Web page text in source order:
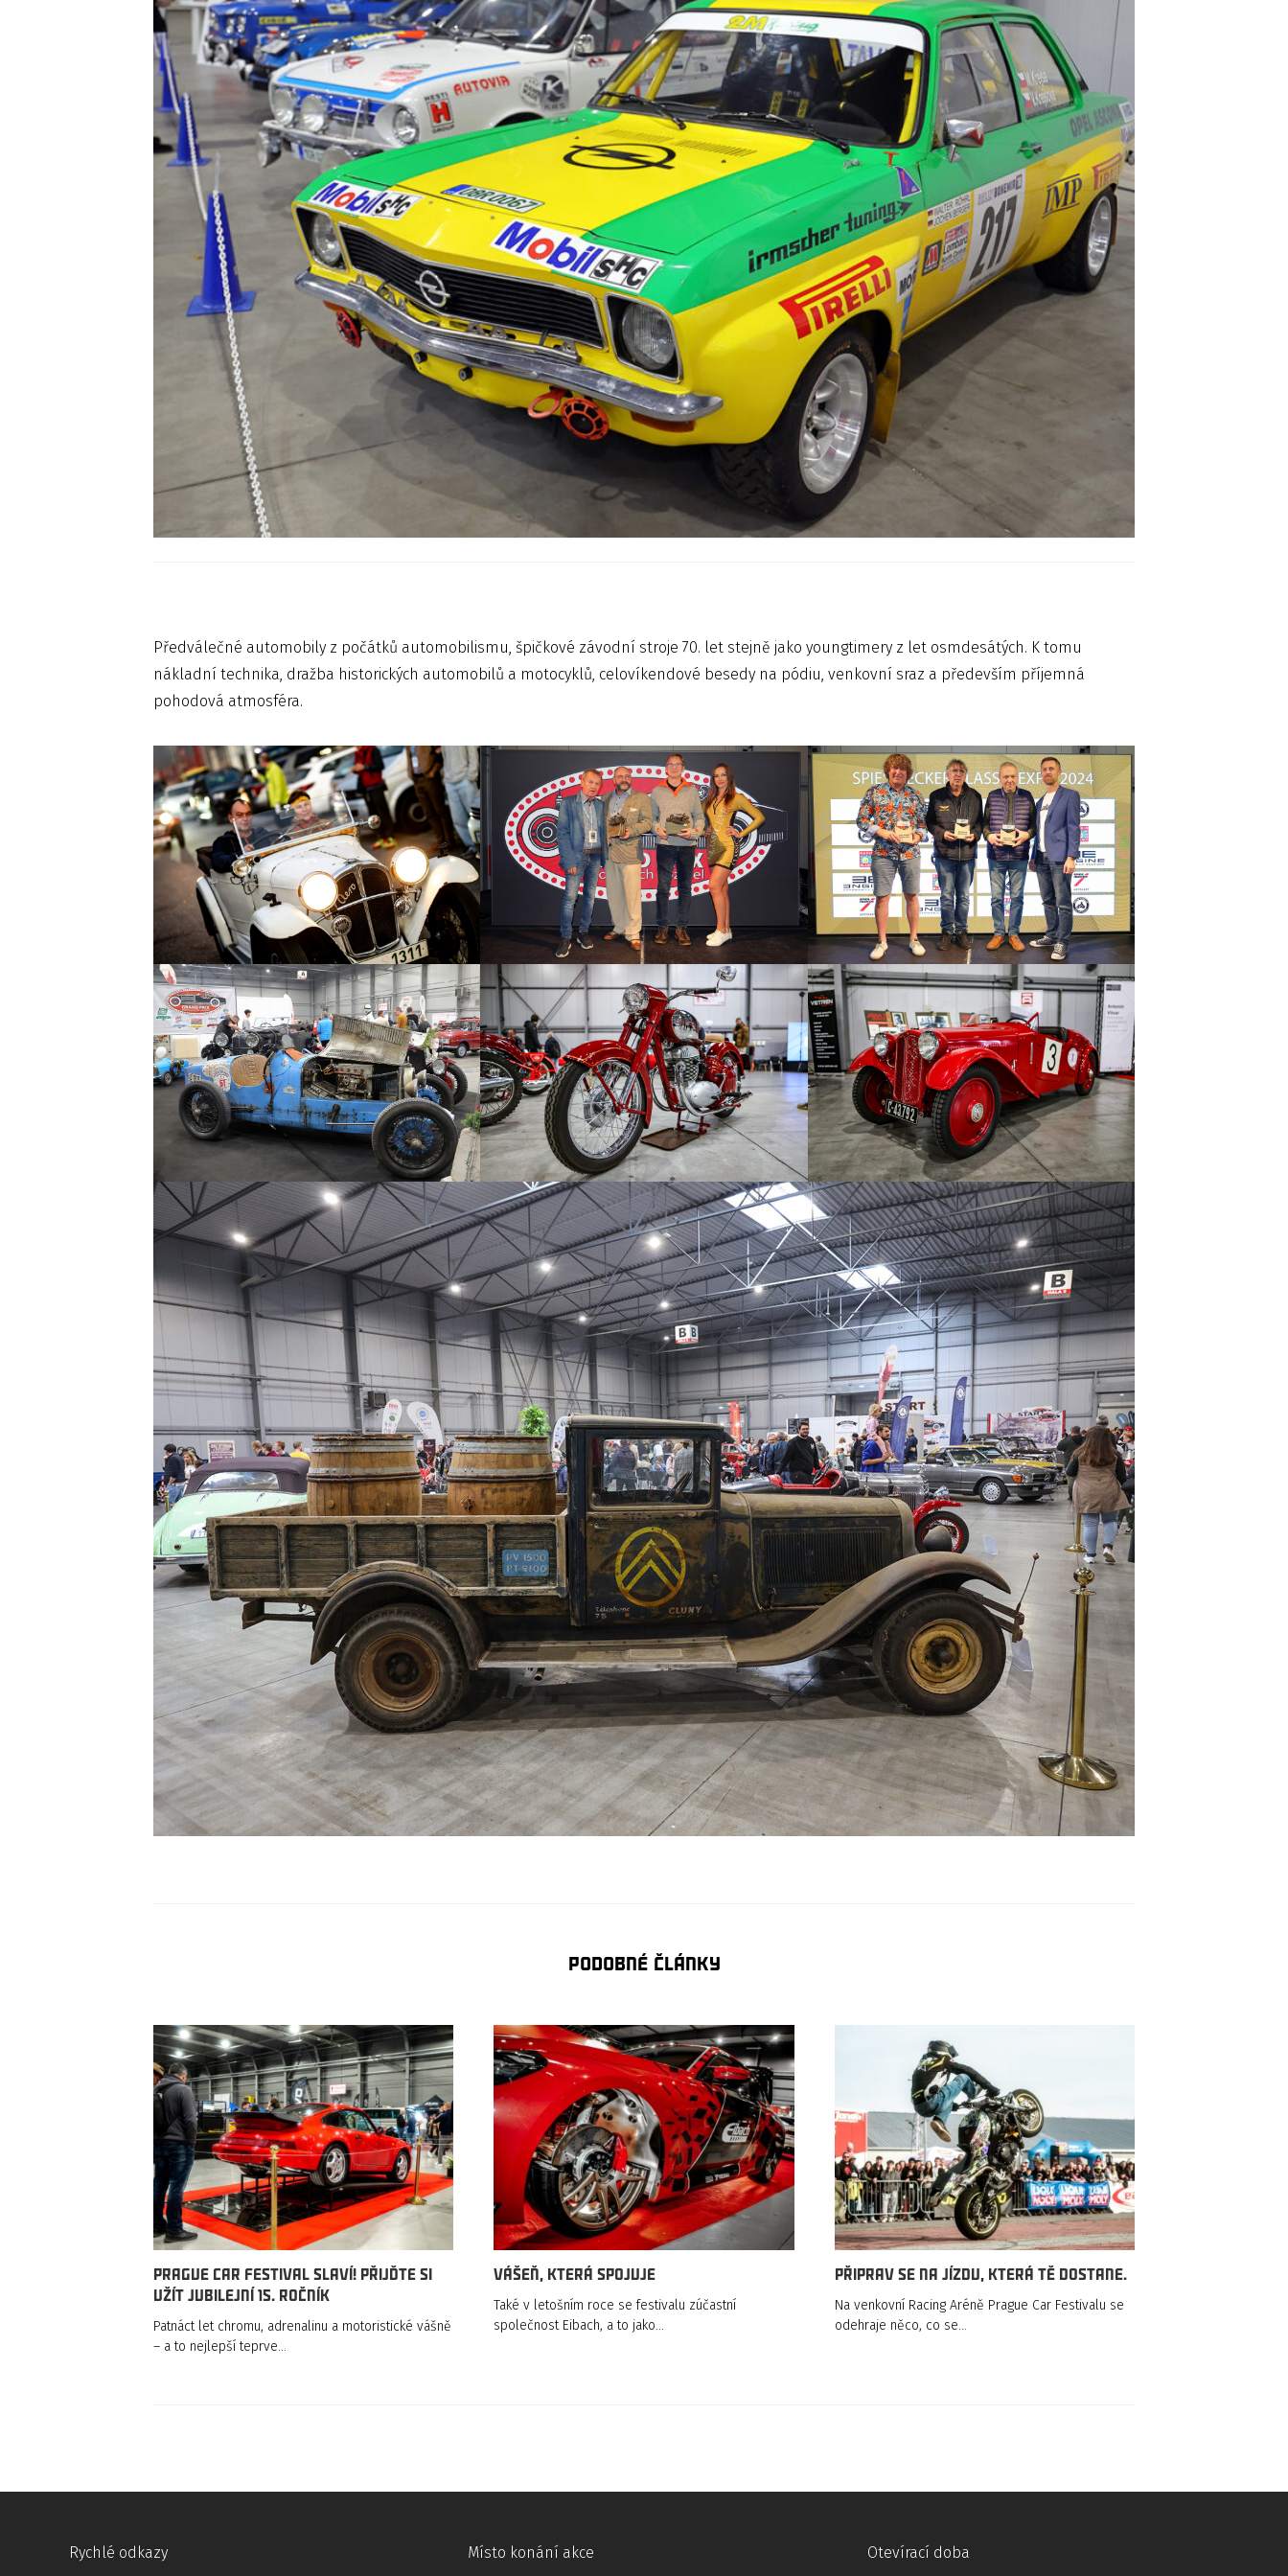
Předválečné automobily z počátků automobilismu, špičkové závodní stroje 70. let stejně jako youngtimery z let osmdesátých. K tomu
nákladní technika, dražba historických automobilů a motocyklů, celovíkendové besedy na pódiu, venkovní sraz a především příjemná
pohodová atmosféra.
Podobné články
Prague Car Festival slaví! Přijďte si
užít jubilejní 15. ročník
Patnáct let chromu, adrenalinu a motoristické vášně
– a to nejlepší teprve…
VÁŠEŇ, KTERÁ SPOJUJE
Také v letošním roce se festivalu zúčastní
společnost Eibach, a to jako…
Připrav se na jízdu, která tě dostane.
Na venkovní Racing Aréně Prague Car Festivalu se
odehraje něco, co se…
Rychlé odkazy Místo konání akce Otevírací doba